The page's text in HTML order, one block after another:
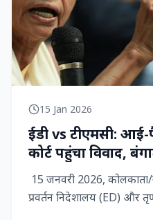
15 Jan 2026
ईडी vs टीएमसी:
कोर्ट पहुंचा विवाद,
मांग, कलकत्ता
15 जनवरी 2026,
प्रवर्तन निदेशालय (ED) और